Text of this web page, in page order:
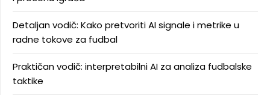
Detaljan vodič: Kako pretvoriti AI signale i metrike u
radne tokove za fudbal
Praktičan vodič: interpretabilni AI za analiza fudbalske
taktike